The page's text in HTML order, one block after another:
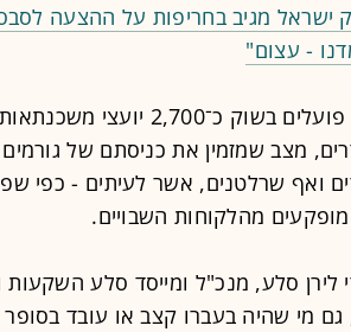
ישראל מגיב בחריפות על ההצעה
- עצום"
כיום, פועלים בשוק
מצב שמזמין את כניסתם של
ואף שרלטנים, אשר לעיתים - כפי
מהלקוחות השבויים.
לירן סלע, מנכ"ל ומייסד סלע השקעות
מי שהיה בעברו קצב או עובד בסופר